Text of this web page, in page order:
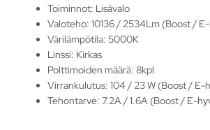
Toiminnot: Lisävalo
Valoteho: 10136 / 2534Lm (Boost /
Värilämpötila: 5000K
Linssi: Kirkas
Polttimoiden määrä: 8kpl
Virrankulutus: 104 / 23 W (Boost / E-
Tehontarve: 7.2A / 1.6A (Boost / E-